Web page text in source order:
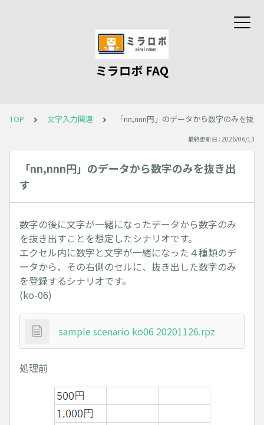
ミラロボ FAQ
TOP 文字入力関連 「nn,nnn円」のデータから数字のみを抜
最終更新日 : 2026/06/13
「nn,nnn円」のデータから数字のみを抜き出
す
数字の後に文字が一緒になったデータから数字のみ
を抜き出すことを想定したシナリオです。
エクセル内に数字と文字が一緒になった４種類のデ
ータから、その右側のセルに、抜き出した数字のみ
を登録するシナリオです。
(ko-06)
sample scenario ko06 20201126.rpz
処理前